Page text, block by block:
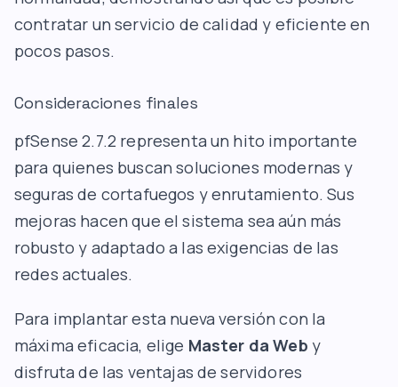
contratar un servicio de calidad y eficiente en
pocos pasos.
Consideraciones finales
pfSense 2.7.2 representa un hito importante
para quienes buscan soluciones modernas y
seguras de cortafuegos y enrutamiento. Sus
mejoras hacen que el sistema sea aún más
robusto y adaptado a las exigencias de las
redes actuales.
Para implantar esta nueva versión con la
máxima eficacia, elige Master da Web y
disfruta de las ventajas de servidores